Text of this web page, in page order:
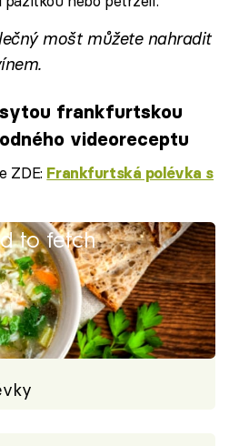
mošt můžete nahradit
frankfurtskou
videoreceptu
ZDE: Frankfurtská polévka s
to fetch